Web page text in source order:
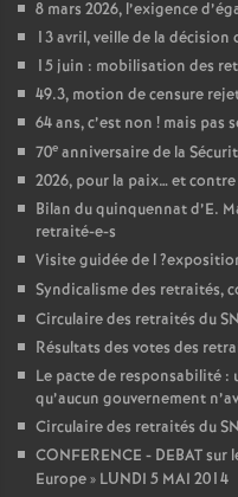
8 mars 2026, l’exigence
13 avril, veille de la
15 juin : mobilisation des
49.3, motion de censure
64 ans, c’est non ! mais pas
70e anniversaire de la
2026, pour la paix… et
Bilan du quinquennat d’E.
retraité-e-s
Visite guidée de l
Syndicalisme des retraités,
Circulaire des retraités du
Résultats des votes des
Le pacte de responsabilité
qu’aucun gouvernement
Circulaire des retraités du
CONFERENCE - DEBATsur
Europe» LUNDI 5 MAI 2014